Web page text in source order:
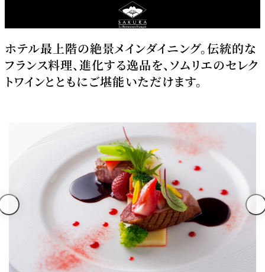
レス
トラ
ン＆
SATSUKI
LOUNGE
スイーツ
キャッスル
フォーシーズ
ンズ
ルームサービス
ルームサービ
ス
個室
ホテル最上階の絶景メインダイニング。伝統的な
フランス料理、進化する逸品を、ソムリエのセレク
トワインとともにご堪能いただけます。